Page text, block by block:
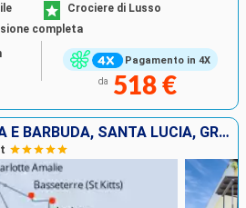
Pagamento in 4X
Crociere di Lusso
completa
da 518 €
STATI UNITI, ANTIGUA E BARBUDA, SANTA LUCIA, GRENADA, PORTORICO